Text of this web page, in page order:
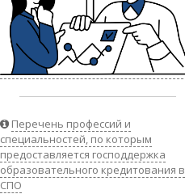
Перечень профессий и
специальностей, по которым
предоставляется господдержка
образовательного кредитования в
СПО